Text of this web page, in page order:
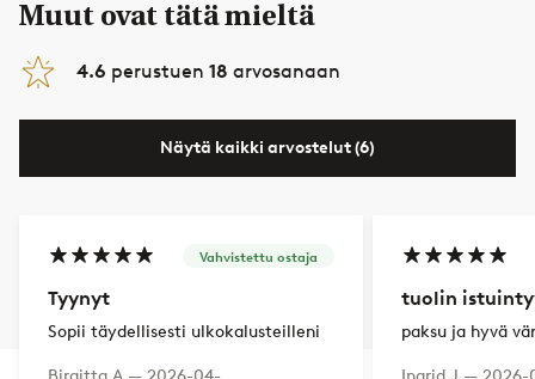
Muut ovat tätä mieltä
4.6 perustuen 18 arvosanaan
Näytä kaikki arvostelut (6)
Vahvistettu ostaja
Tyynyt
Sopii täydellisesti ulkokalusteilleni
tuolin
paksu ja hyvä